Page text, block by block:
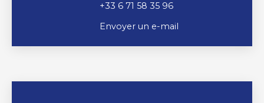
+33 6 71 58 35 96
Envoyer un e-mail